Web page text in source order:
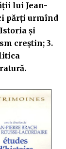
lui Jean-
părţi urmînd
şi
creştin; 3.